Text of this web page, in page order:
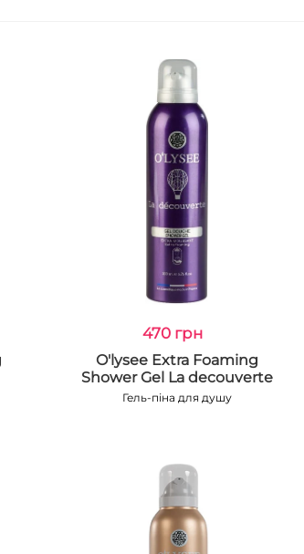
470 грн
O'lysee Extra Foaming
Shower Gel La decouverte
Гель-піна для душу